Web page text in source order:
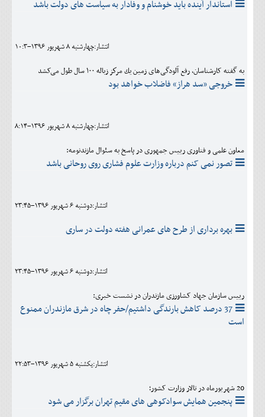
استاندار آینده باید خوشنام و وفادار به سیاست های دولت باشد
انتشار:چهارشنبه 8 شهريور 1396-10:3
به گفته کارشناسان، رفع آلودگی‌های زمين يك مركز زباله ١٠٠ سال طول می‌کشد
خروجی «سد هراز» فاضلاب خواهد بود
انتشار:چهارشنبه 8 شهريور 1396-8:14
معاون علمی و فناوری رییس جمهوری در پاسخ به سئوال مازندنومه:
تصور نمی کنم درباره وزارت علوم فشاری روی روحانی باشد
انتشار:دوشنبه 6 شهريور 1396-23:45
بهره برداری از طرح های عمرانی هفته دولت در ساری
انتشار:دوشنبه 6 شهريور 1396-23:45
رییس سازمان جهاد کشاورزی مازندران در نشست خبری:
37 درصد کاهش بارندگی داشتیم/حفر چاه در شرق مازندران ممنوع
است
انتشار:يکشنبه 5 شهريور 1396-22:53
20 شهریورماه در تالار وزارت کشور؛
پنجمین همایش سوادکوهی های مقیم تهران برگزار می شود